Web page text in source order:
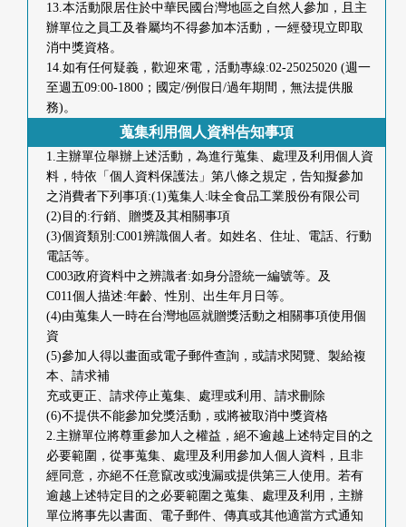
13.本活動限居住於中華民國台灣地區之自然人參加，且主
辦單位之員工及眷屬均不得參加本活動，一經發現立即取
消中獎資格。
14.如有任何疑義，歡迎來電，活動專線:02-25025020 (週一
至週五09:00-1800；國定/例假日/過年期間，無法提供服
務)。
蒐集利用個人資料告知事項
1.主辦單位舉辦上述活動，為進行蒐集、處理及利用個人資
料，特依「個人資料保護法」第八條之規定，告知擬參加
之消費者下列事項:(1)蒐集人:味全食品工業股份有限公司
(2)目的:行銷、贈獎及其相關事項
(3)個資類別:C001辨識個人者。如姓名、住址、電話、行動
電話等。
C003政府資料中之辨識者:如身分證統一編號等。及
C011個人描述:年齡、性別、出生年月日等。
(4)由蒐集人一時在台灣地區就贈獎活動之相關事項使用個
資
(5)參加人得以畫面或電子郵件查詢，或請求閱覽、製給複
本、請求補
充或更正、請求停止蒐集、處理或利用、請求刪除
(6)不提供不能參加兌獎活動，或將被取消中獎資格
2.主辦單位將尊重參加人之權益，絕不逾越上述特定目的之
必要範圍，從事蒐集、處理及利用參加人個人資料，且非
經同意，亦絕不任意竄改或洩漏或提供第三人使用。若有
逾越上述特定目的之必要範圍之蒐集、處理及利用，主辦
單位將事先以書面、電子郵件、傳真或其他適當方式通知